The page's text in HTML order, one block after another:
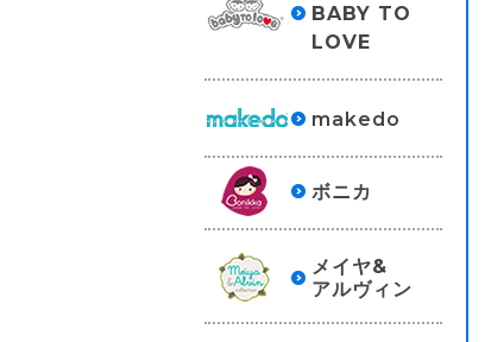
BABY TO
LOVE
makedo
ボニカ
メイヤ&
アルヴィン